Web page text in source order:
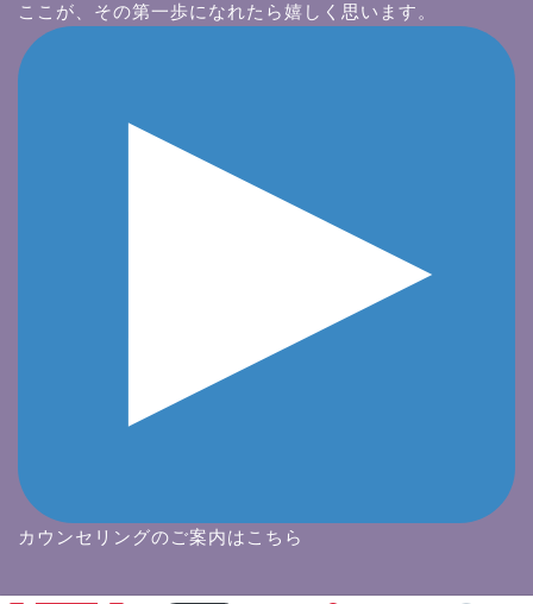
ここが、その第一歩になれたら嬉しく思います。
カウンセリングのご案内はこちら